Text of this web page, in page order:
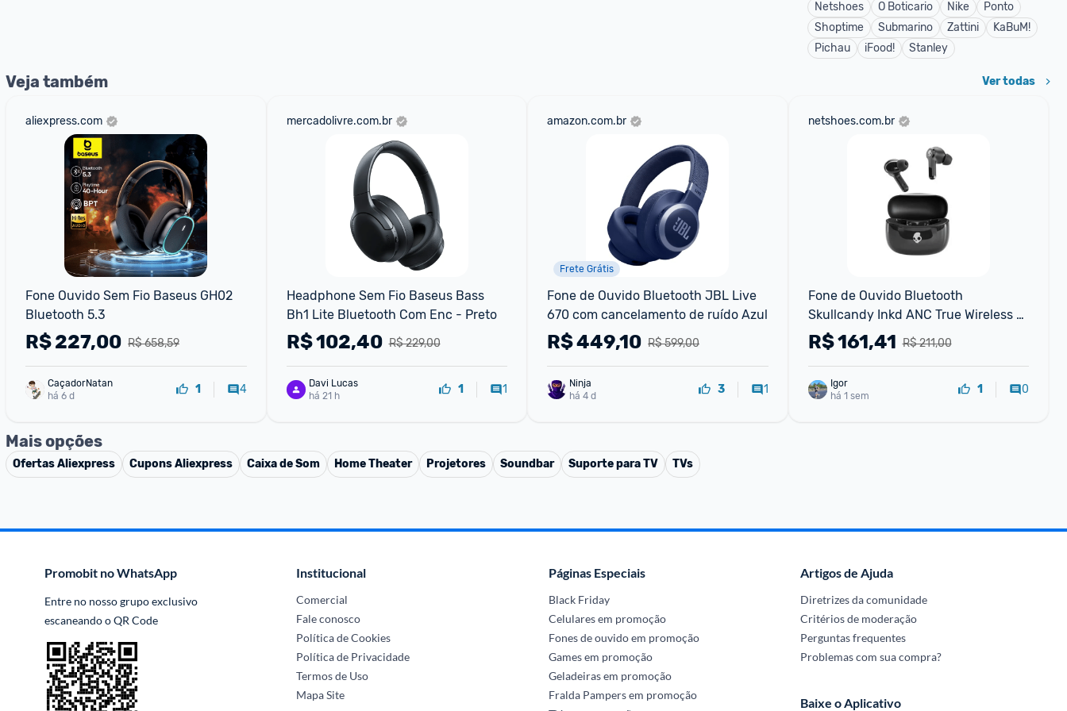
Netshoes
O Boticario Nike
Ponto
Shoptime
Submarino Zattini
KaBuM!
Pichau
iFood! Stanley
Veja também Ver todas
aliexpress.com
Fone Ouvido Sem Fio Baseus GH02
Bluetooth 5.3
R$ 658,59
R$227,00
CaçadorNatan
há 6 d
1 4
mercadolivre.com.br
Headphone Sem Fio Baseus Bass
Bh1 Lite Bluetooth Com Enc - Preto
R$ 229,00
R$102,40
Davi Lucas
há 21 h
1 1
amazon.com.br
Frete Grátis
Fone de Ouvido Bluetooth JBL Live
670 com cancelamento de ruído Azul
R$ 599,00
R$449,10
há 4 d
3 1
netshoes.com.br
Fone de Ouvido Bluetooth
Skullcandy Inkd ANC True Wireless
com Cancelamento Ativo de Ruído
R$ 211,00
R$161,41
Igor
há 1 sem
1 0
Mais opções
OfertasAliexpress CuponsAliexpress Caixa de Som Home Theater Projetores Soundbar Suporte para TV TVs
Promobit no WhatsApp
Entre no nosso grupo exclusivo
escaneando o QR Code
Institucional
Comercial
Fale conosco
Política de Cookies
Política de Privacidade
Termos de Uso
Mapa Site
Páginas Especiais
Black Friday
Celulares em promoção
Fones de ouvido em promoção
Games em promoção
Geladeiras em promoção
Fralda Pampers em promoção
Artigos de Ajuda
Diretrizes da comunidade
Critérios de moderação
Perguntas frequentes
Problemas com sua compra?
Baixe o Aplicativo